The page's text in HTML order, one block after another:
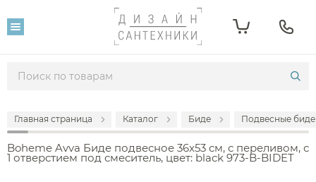
Главная страница Каталог Биде Подвесные биде
Boheme Avva Биде подвесное 36x53 см, с переливом, с
1 отверстием под смеситель, цвет: black 973-B-BIDET